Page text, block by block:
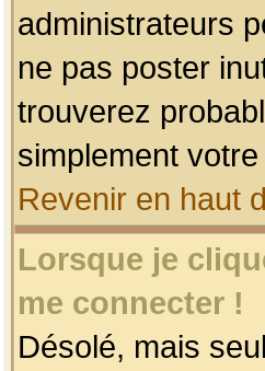
administrateurs
ne pas poster
trouverez
simplement
Revenir en haut
Lorsque je
me connecter !
Désolé, mais